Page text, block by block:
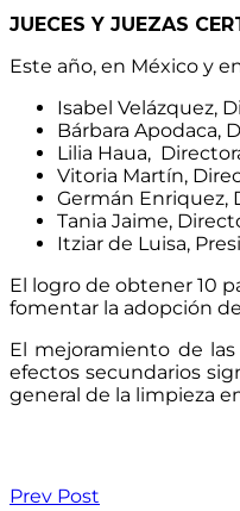
JUECES Y JUEZAS
Este año, en México y
Isabel Velázquez,
Bárbara Apodaca,
Lilia Haua,
Vitoria Martín,
Germán Enriquez,
Tania Jaime,
Itziar de Luisa,
El logro de obtener 10
fomentar la adopción
El mejoramiento de
efectos secundarios
general de la limpieza
Prev Post